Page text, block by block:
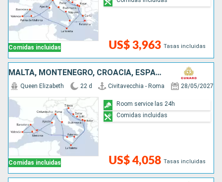
Comidas incluidas US$ 3,963 Tasas incluidas
MALTA, MONTENEGRO, CROACIA, ESPAÑA, FRANCIA, ITALIA
Comidas incluidas
Queen Elizabeth 22 d Civitavecchia - Roma 28/05/2027
US$ 4,058 Tasas incluidas
Room service las 24h
Comidas incluidas